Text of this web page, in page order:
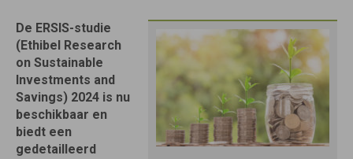
De ERSIS-studie
(Ethibel Research
on Sustainable
Investments and
Savings) 2024 is nu
beschikbaar en
biedt een
gedetailleerd